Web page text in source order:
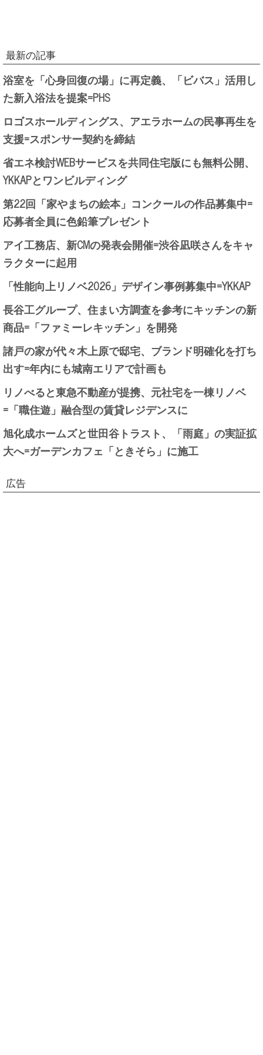
最新の記事
浴室を「心身回復の場」に再定義、「ビバス」活用し
た新入浴法を提案=PHS
ロゴスホールディングス、アエラホームの民事再生を
支援=スポンサー契約を締結
省エネ検討WEBサービスを共同住宅版にも無料公開、
YKKAPとワンビルディング
第22回「家やまちの絵本」コンクールの作品募集中=
応募者全員に色鉛筆プレゼント
アイ工務店、新CMの発表会開催=渋谷凪咲さんをキャ
ラクターに起用
「性能向上リノベ2026」デザイン事例募集中=YKKAP
長谷工グループ、住まい方調査を参考にキッチンの新
商品=「ファミーレキッチン」を開発
諸戸の家が代々木上原で邸宅、ブランド明確化を打ち
出す=年内にも城南エリアで計画も
リノべると東急不動産が提携、元社宅を一棟リノベ
=「職住遊」融合型の賃貸レジデンスに
旭化成ホームズと世田谷トラスト、「雨庭」の実証拡
大へ=ガーデンカフェ「ときそら」に施工
広告